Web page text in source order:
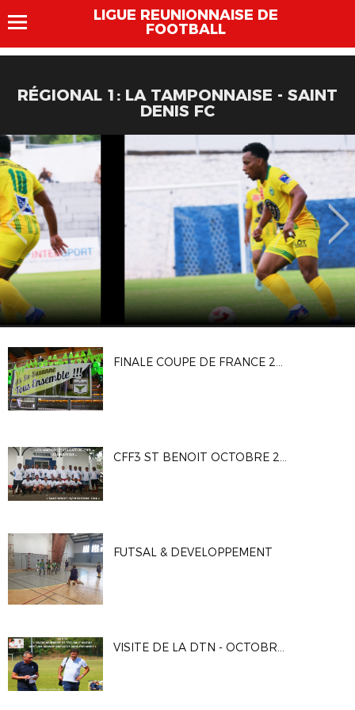
LIGUE REUNIONNAISE DE
FOOTBALL
RÉGIONAL 1: LA TAMPONNAISE - SAINT
DENIS FC
FINALE COUPE DE FRANCE 2018 - LA TAMPONNAISE / AS SAINTE SUZANNE
CFF3 ST BENOIT OCTOBRE 2018
FUTSAL & DEVELOPPEMENT
VISITE DE LA DTN - OCTOBRE 2018